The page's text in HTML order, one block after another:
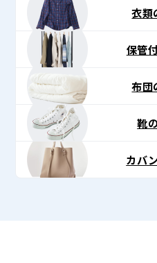
ト〉
衣類
保管
布団
靴
カバ